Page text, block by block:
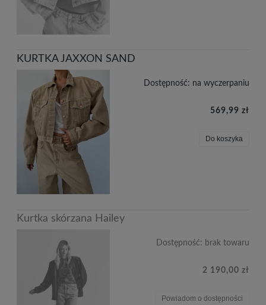
KURTKA JAXXON SAND
Dostępność: na wyczerpaniu
569,99 zł
Do koszyka
Kurtka skórzana Hailey
Dostępność: brak towaru
2 190,00 zł
Powiadom o dostępności